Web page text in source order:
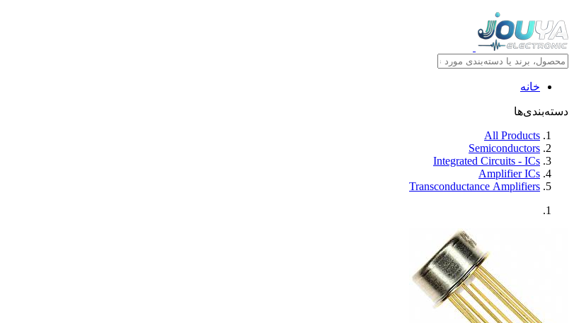
خانه
دسته‌بندی‌ها
All Products
Semiconductors
Integrated Circuits - ICs
Amplifier ICs
Transconductance Amplifiers